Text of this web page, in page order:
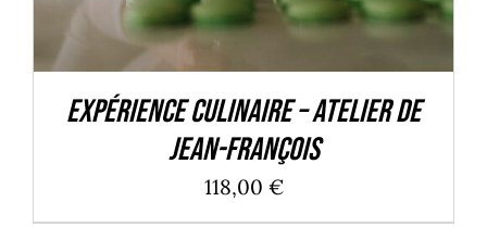
Expérience culinaire – Atelier de
Jean-François
118,00 €